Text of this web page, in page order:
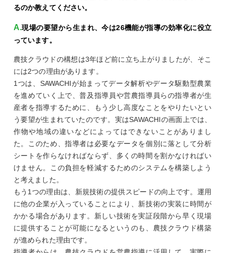
るのか教えてください。
現場の要望から生まれ、今は26機能が指導の効率化に役立
っています。
農技クラウドの構想は3年ほど前に立ち上がりましたが、そこ
には2つの理由があります。
1つは、SAWACHIが始まってデータ解析やデータ駆動型農業
を進めていく上で、普及指導員や営農指導員らの指導者が生
産者を指導するために、もう少し高度なことをやりたいとい
う要望が生まれていたのです。実はSAWACHIの画面上では、
作物や地域の違いなどによってはできないことがありまし
た。このため、指導者は必要なデータを個別に落として分析
シートを作らなければならず、多くの時間を割かなければい
けません。この負担を軽減するためのシステムを構築しよう
と考えました。
もう1つの理由は、新規技術の提供スピードの向上です。運用
に他の企業が入っていることにより、新技術の実装に時間が
かかる場合があります。新しい技術を実証段階から早く現場
に提供することが可能になるというのも、農技クラウド構築
が進められた理由です。